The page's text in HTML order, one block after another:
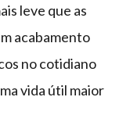
leve que as
acabamento
no cotidiano
vida útil maior